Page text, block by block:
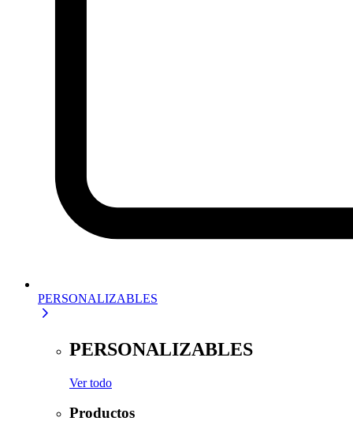
PERSONALIZABLES
PERSONALIZABLES
Ver todo
Productos